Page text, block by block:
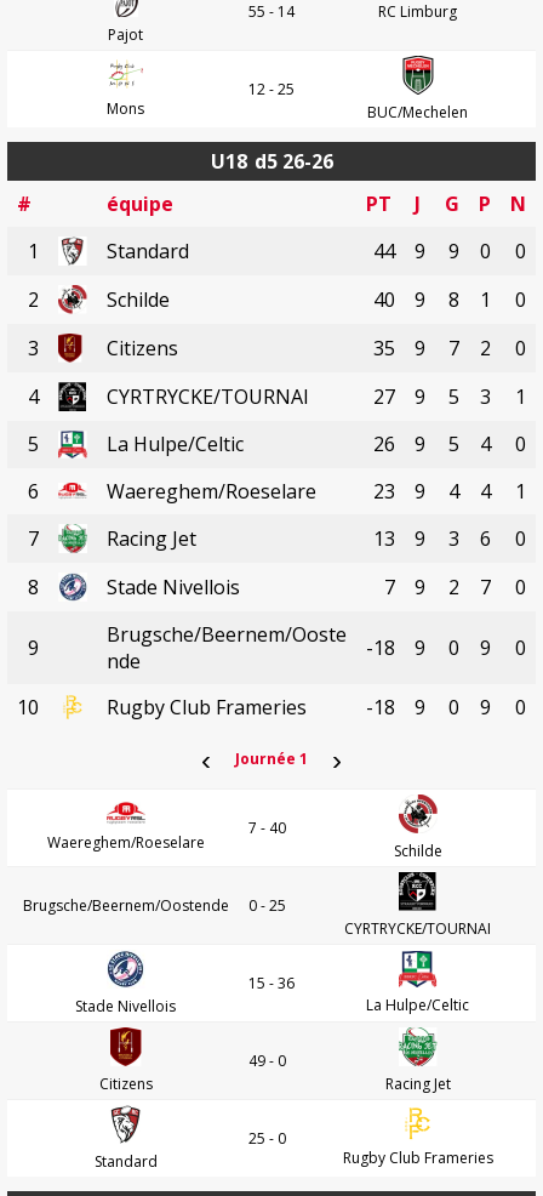
Pajot
55 - 14 RC Limburg
Mons
12 - 25
BUC/Mechelen
U18 d5 26-26
#
équipe PT J G P
N
1
Standard 44 9 9 0
0
2
Schilde 40 9 8 1
0
3
Citizens 35 9 7 2
0
4
CYRTRYCKE/TOURNAI 27 9 5 3
1
5
La Hulpe/Celtic 26 9 5 4
0
6
Waereghem/Roeselare 23 9 4 4
1
7
Racing Jet 13 9 3 6
0
8
Stade Nivellois 7 9 2 7 0
9
Brugsche/Beernem/Ooste
nde
-18 9 0 9 0
10 Rugby Club Frameries -18 9 0 9 0
‹ Journée 1 ›
Waereghem/Roeselare
7 - 40
Schilde
Brugsche/Beernem/Oostende
0 - 25
CYRTRYCKE/TOURNAI
Stade Nivellois
15 - 36
La Hulpe/Celtic
Citizens
49 - 0
Racing Jet
Standard
25 - 0
Rugby Club Frameries